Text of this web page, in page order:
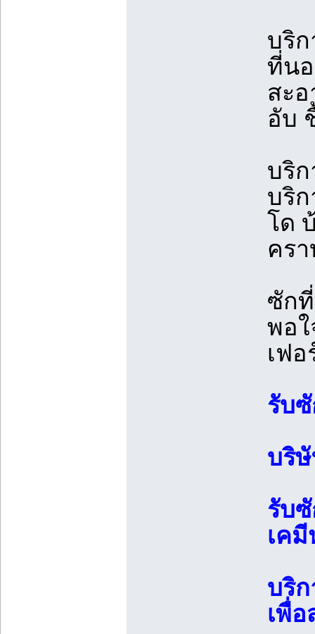
บริ
ที่น
สะ
อับ
บริ
บริ
โด
คร
ซัก
พอ
เฟ
รับ
บริ
รับซั
เค
บริ
เพื่